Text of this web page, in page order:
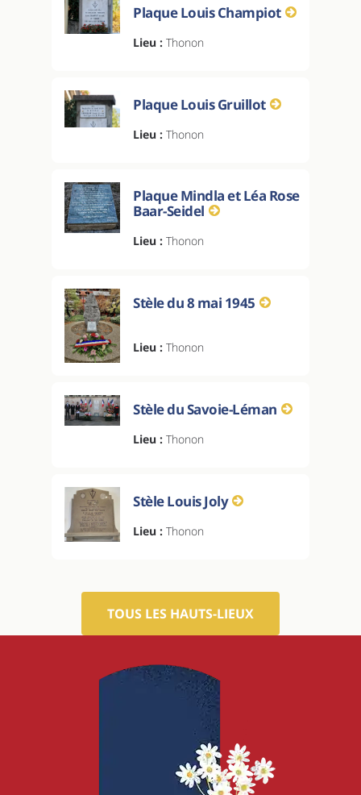
Plaque Louis Champiot
Lieu : Thonon
Plaque Louis Gruillot
Lieu : Thonon
Plaque Mindla et Léa Rose
Baar-Seidel
Lieu : Thonon
Stèle du 8 mai 1945
Lieu : Thonon
Stèle du Savoie-Léman
Lieu : Thonon
Stèle Louis Joly
Lieu : Thonon
TOUS LES HAUTS-LIEUX